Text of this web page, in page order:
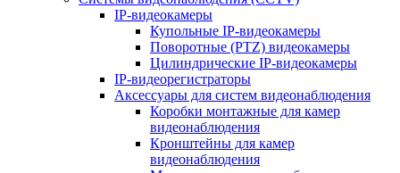
IP-видеокамеры
Купольные IP-видеокамеры
Поворотные (PTZ) видеокамеры
Цилиндрические IP-видеокамеры
IP-видеорегистраторы
Аксессуары для систем видеонаблюдения
Коробки монтажные для камер
видеонаблюдения
Кронштейны для камер
видеонаблюдения